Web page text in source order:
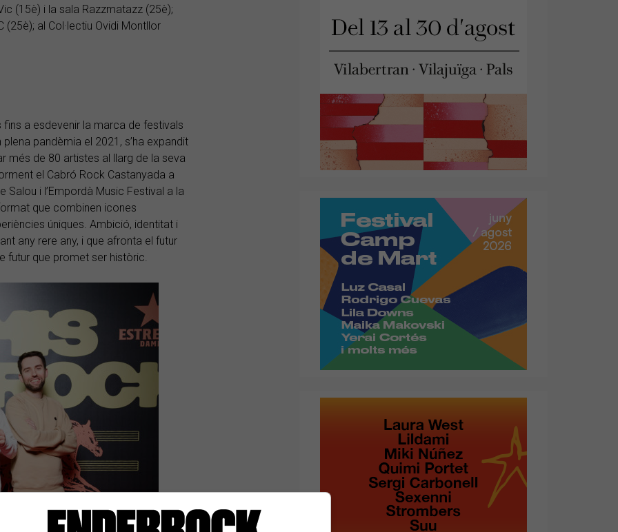
(15è) i la sala Razzmatazz (25è);
(25è); al Col·lectiu Ovidi Montllor
a esdevenir la marca de festivals
pandèmia el 2021, s’ha expandit
més de 80 artistes al llarg de la seva
el Cabró Rock Castanyada a
i l’Empordà Music Festival a la
que combinen icones
úniques. Ambició, identitat i
any rere any, i que afronta el futur
futur que promet ser històric.